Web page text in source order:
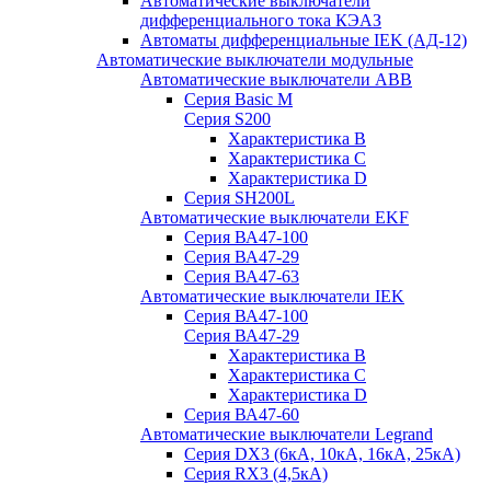
дифференциального тока КЭАЗ
Автоматы дифференциальные IEK (АД-12)
Автоматические выключатели модульные
Автоматические выключатели ABB
Серия Basic M
Серия S200
Характеристика B
Характеристика C
Характеристика D
Серия SH200L
Автоматические выключатели EKF
Серия ВА47-100
Серия ВА47-29
Серия ВА47-63
Автоматические выключатели IEK
Серия ВА47-100
Серия ВА47-29
Характеристика B
Характеристика C
Характеристика D
Серия ВА47-60
Автоматические выключатели Legrand
Серия DX3 (6кА, 10кА, 16кА, 25кА)
Серия RX3 (4,5кА)